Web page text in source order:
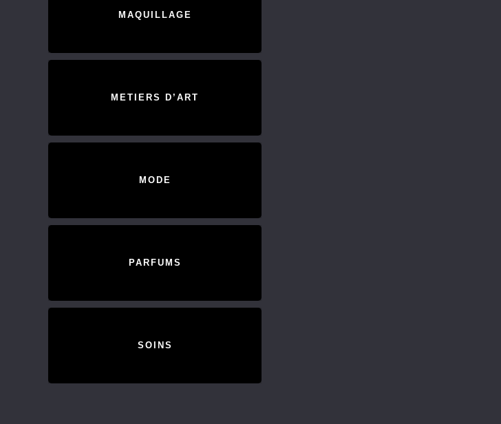
MAQUILLAGE
METIERS D’ART
MODE
PARFUMS
SOINS